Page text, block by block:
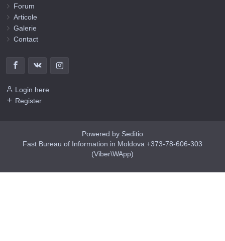
Forum
Articole
Galerie
Contact
Login here
Register
Powered by Seditio
Fast Bureau of Information in Moldova +373-78-606-303
(Viber\WApp)